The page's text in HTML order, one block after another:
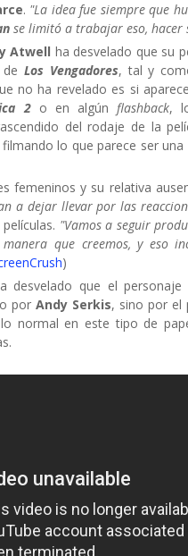
. "La idea fue siempre que
se limitó a trabajar eso, hacer
Atwell ha desvelado que su
Los Vengadores, tal y
no ha revelado es si
2o en algúnflashback,
del rodaje de la
filmando lo que parece ser
femeninos y su relativa
a dejar llevar por las
"Vamos a seguir
que creemos, y eso
)
desvelado que el personaje
por Andy Serkis, sino por el
normal en este tipo de